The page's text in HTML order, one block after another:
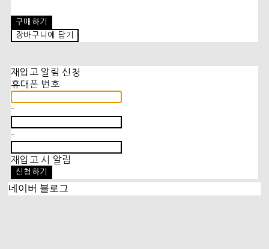
구매하기
장바구니에 담기
재입고 알림 신청
휴대폰 번호
-
-
재입고 시 알림
신청하기
네이버 블로그